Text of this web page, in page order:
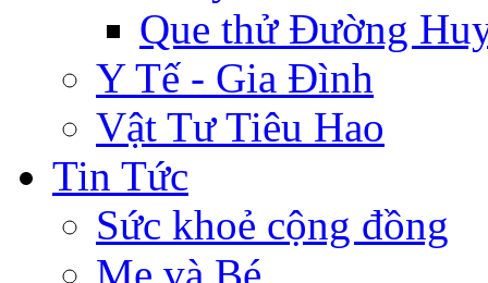
Que thử Đường
Y Tế - Gia Đình
Vật Tư Tiêu Hao
Tin Tức
Sức khoẻ cộng đồng
Mẹ và Bé